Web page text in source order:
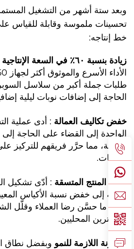
وبعد ستة أشهر من التشغيل
تحسينات ملموسة وقابلة للقياس
خط إنتاجه:
زيادة بنسبة ٦٠٪ في السعة الإنتاجية اليومية
طلبات جملة أكبر من سلاسل
الحاجة إلى إضافات نوبات ليلية
خفض تكاليف العمالة : أدى عملية
الواحدة إلى القضاء على الحاجة إلى
اليدوية، مما حرَّر فريقهم للتركيز
الطلبات.
جودة المنتج المتسقة : أدّى تشكيل
دقيقة إلى خفض نسبة الأكياس
٢٠٪، ما حسَّن رضا العملاء وقلّل
المشترين المحليين.
المرونة اللازمة للنمو وبفضل نطاق